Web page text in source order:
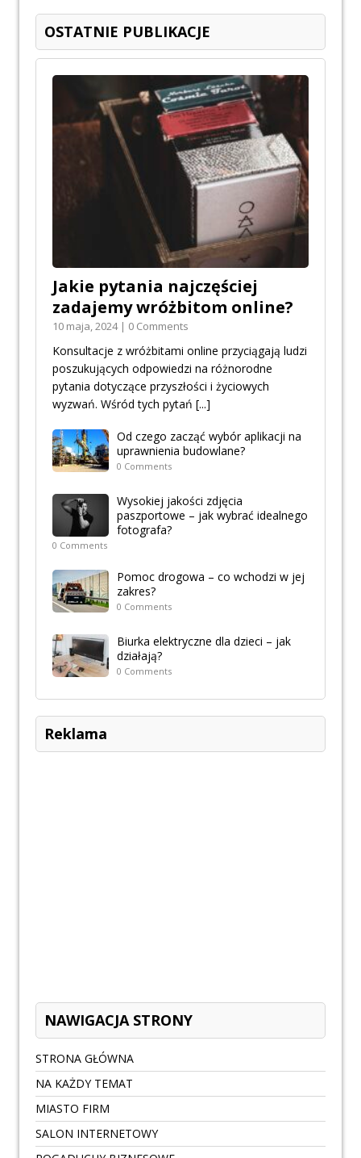
OSTATNIE PUBLIKACJE
Jakie pytania najczęściej
zadajemy wróżbitom online?
10 maja, 2024 | 0 Comments
Konsultacje z wróżbitami online przyciągają ludzi
poszukujących odpowiedzi na różnorodne
pytania dotyczące przyszłości i życiowych
wyzwań. Wśród tych pytań [...]
Od czego zacząć wybór aplikacji na
uprawnienia budowlane?
0 Comments
Wysokiej jakości zdjęcia
paszportowe – jak wybrać idealnego
fotografa?
0 Comments
Pomoc drogowa – co wchodzi w jej
zakres?
0 Comments
Biurka elektryczne dla dzieci – jak
działają?
0 Comments
Reklama
NAWIGACJA STRONY
STRONA GŁÓWNA
NA KAŻDY TEMAT
MIASTO FIRM
SALON INTERNETOWY